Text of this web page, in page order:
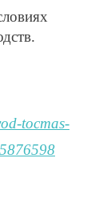
tocmas-